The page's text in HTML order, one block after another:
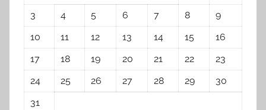
3
4 5 6 7 8
9
10
11 12 13 14 15
16
17
18 19 20 21 22
23
24
25 26 27 28 29
30
31